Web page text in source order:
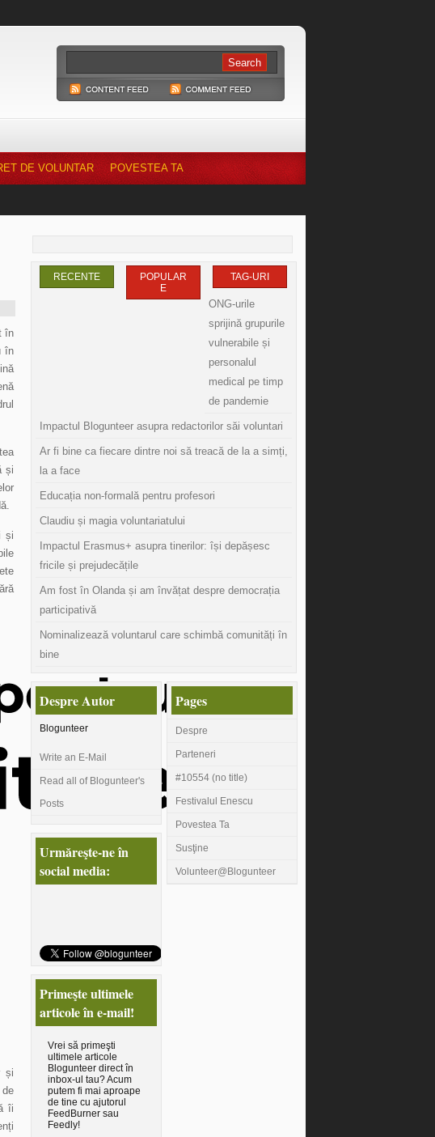
DE VOLUNTAR POVESTEA TA
în
în
și
și
și
îi
RECENTE
POPULAR
E
TAG-URI
ONG-urile
sprijină grupurile
vulnerabile și
personalul
medical pe timp
de pandemie
Impactul Blogunteer asupra redactorilor săi voluntari
Ar fi bine ca fiecare dintre noi să treacă de la a simți,
la a face
Educația non-formală pentru profesori
Claudiu și magia voluntariatului
Impactul Erasmus+ asupra tinerilor: își depășesc
fricile și prejudecățile
Am fost în Olanda și am învățat despre democrația
participativă
Nominalizează voluntarul care schimbă comunități în
bine
Despre Autor
Blogunteer
Write an E-Mail
Read all of Blogunteer's
Posts
Urmăreşte-ne în
social media:
Primeşte ultimele
articole în e-mail!
Vrei să primeşti
ultimele articole
Blogunteer direct în
inbox-ul tau? Acum
putem fi mai aproape
de tine cu ajutorul
FeedBurner sau
Feedly!
Pages
Despre
Parteneri
#10554 (no title)
Festivalul Enescu
Povestea Ta
Susţine
Volunteer@Blogunteer